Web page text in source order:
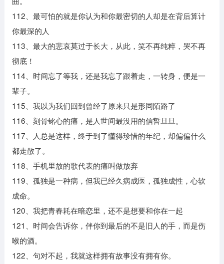
112、最可怕的就是你认为和你最密切的人却是在背后算计
你最深的人
113、最大的悲哀莫过于长大，从此，笑不再纯粹，哭不再
彻底！
114、时间忘了等我，还是我忘了跟着走，一转身，便是一
辈子。
115、我以为我们回到曾经了原来只是形同陌路了
116、刻骨铭心的痛，是人世间最没用的信誓旦旦。
117、人总是这样，终于到了懂得珍惜的年纪，却偏偏什么
都走散了。
118、手机里放的歌代表的痛叫做放弃
119、孤独是一种病，但我已经久病成医，孤独成性，心软
成命。
120、我把青春耗在暗恋里，还不是想要和你在一起
121、时间会告诉你，伴你到最后的不是旧人的手，而是伤
喉的酒。
122、句对不起，我就这样拥有故事没有拥有你。